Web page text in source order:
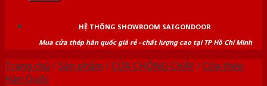
HỆ THỐNG SHOWROOM SAIGONDOOR
Mua cửa thép hàn quốc giá rẻ - chất lượng cao tại TP Hồ Chí Minh
Trang chủ /Sản phẩm /CỬA CHỐNG CHÁY/Cửa thép
Hàn Quốc